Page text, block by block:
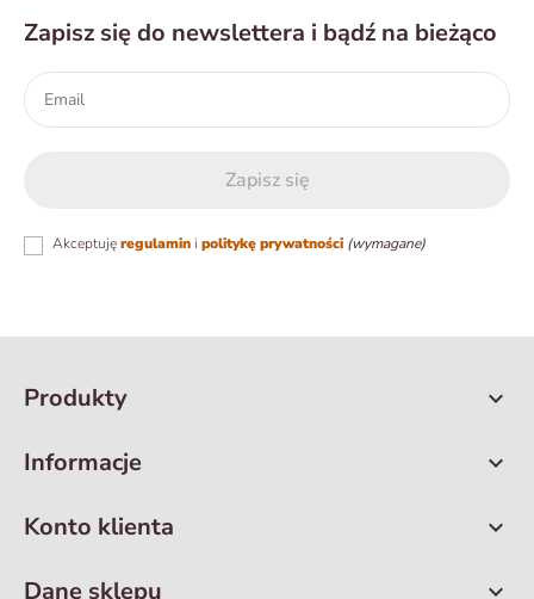
Zapisz się do newslettera i bądź na bieżąco
Akceptujęregulamin i politykę prywatności (wymagane)
Produkty 
Informacje 
Konto klienta 
Dane sklepu 